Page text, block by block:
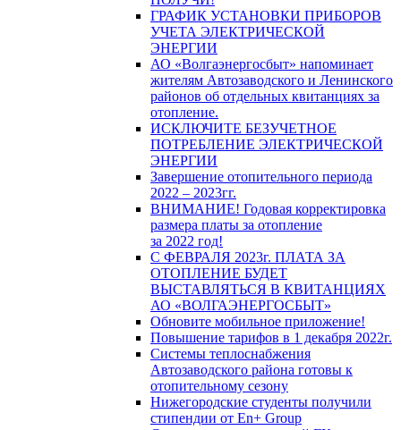
ГРАФИК УСТАНОВКИ ПРИБОРОВ
УЧЕТА ЭЛЕКТРИЧЕСКОЙ
ЭНЕРГИИ
АО «Волгаэнергосбыт» напоминает
жителям Автозаводского и Ленинского
районов об отдельных квитанциях за
отопление.
ИСКЛЮЧИТЕ БЕЗУЧЕТНОЕ
ПОТРЕБЛЕНИЕ ЭЛЕКТРИЧЕСКОЙ
ЭНЕРГИИ
Завершение отопительного периода
2022 – 2023гг.
ВНИМАНИЕ! Годовая корректировка
размера платы за отопление
за 2022 год!
С ФЕВРАЛЯ 2023г. ПЛАТА ЗА
ОТОПЛЕНИЕ БУДЕТ
ВЫСТАВЛЯТЬСЯ В КВИТАНЦИЯХ
АО «ВОЛГАЭНЕРГОСБЫТ»
Обновите мобильное приложение!
Повышение тарифов в 1 декабря 2022г.
Системы теплоснабжения
Автозаводского района готовы к
отопительному сезону
Нижегородские студенты получили
стипендии от En+ Group